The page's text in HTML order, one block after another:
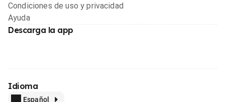
Condiciones de uso y privacidad
Ayuda
Descarga la app
Idioma
Español